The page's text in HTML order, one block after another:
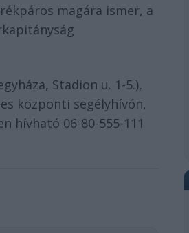
magára ismer, a
Stadion u. 1-5.),
központi segélyhívón,
hívható 06-80-555-111